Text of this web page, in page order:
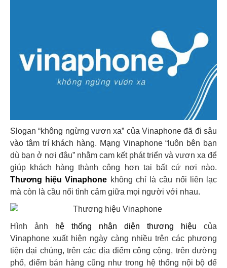
Slogan “không ngừng vươn xa” của Vinaphone đã đi sâu
vào tâm trí khách hàng. Mạng Vinaphone “luôn bên bạn
dù bạn ở nơi đâu” nhằm cam kết phát triển và vươn xa để
giúp khách hàng thành công hơn tại bất cứ nơi nào.
Thương hiệu Vinaphone không chỉ là cầu nối liên lạc
mà còn là cầu nối tình cảm giữa mọi người với nhau.
Hình ảnh hệ thống nhận diện thương hiệu của
Vinaphone xuất hiện ngày càng nhiều trên các phương
tiện đại chúng, trên các địa điểm công cộng, trên đường
phố, điểm bán hàng cũng như trong hệ thống nội bộ để